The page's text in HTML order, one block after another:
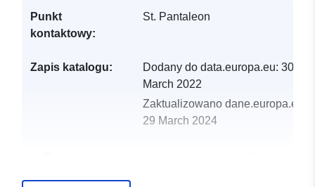
Punkt
kontaktowy:
St. Pantaleon
Zapis katalogu: Dodany do data.europa.eu: 30
March 2022
Zaktualizowano dane.europa.eu:
29 March 2024